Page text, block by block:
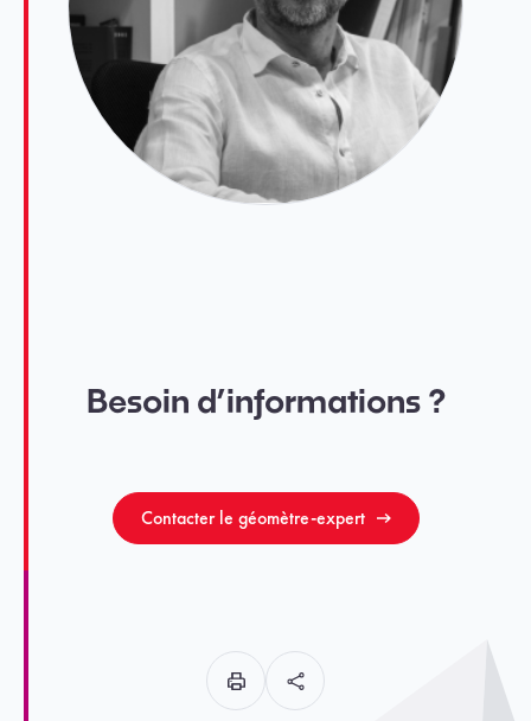
Besoin d’informations ?
Contacter le géomètre-expert